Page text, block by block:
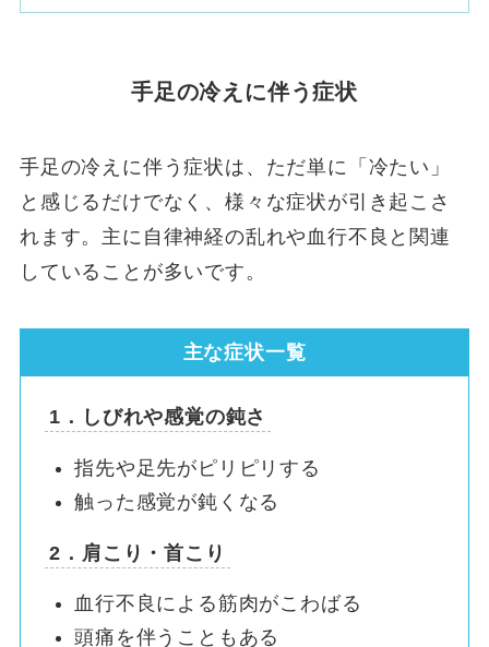
手足の冷えに伴う症状
手足の冷えに伴う症状は、ただ単に「冷たい」
と感じるだけでなく、様々な症状が引き起こさ
れます。主に自律神経の乱れや血行不良と関連
していることが多いです。
主な症状一覧
1．しびれや感覚の鈍さ
指先や足先がピリピリする
触った感覚が鈍くなる
2．肩こり・首こり
血行不良による筋肉がこわばる
頭痛を伴うこともある